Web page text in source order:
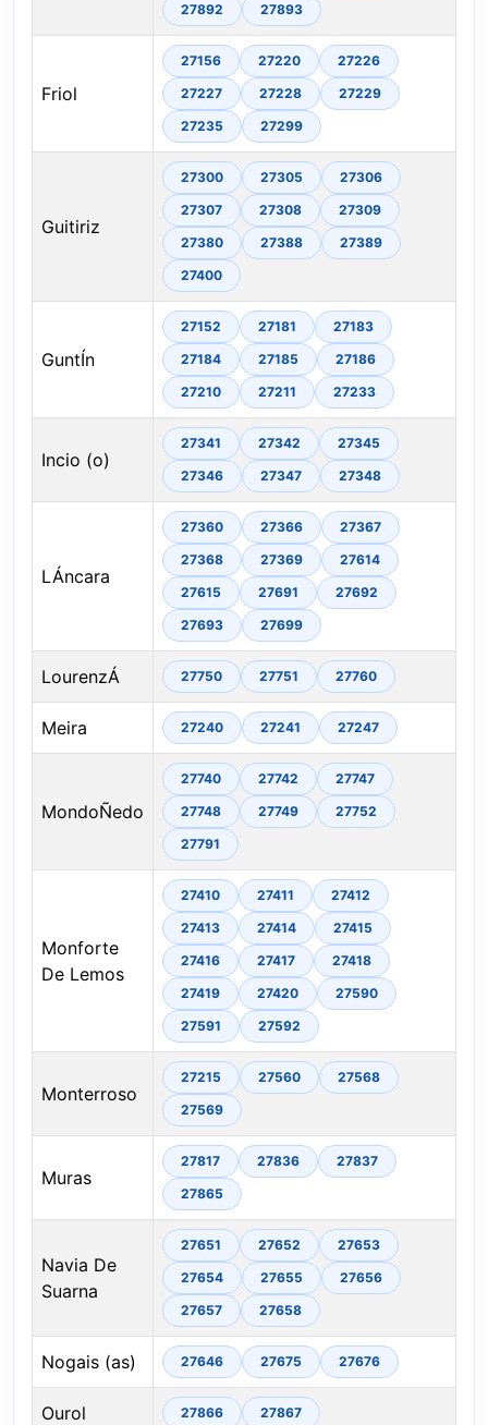
27892
27893
Friol
27156 27220
27226
27227
27228
27229
27235
27299
Guitiriz
27300 27305
27306
27307
27308
27309
27380
27388
27389
27400
GuntÍn
27152 27181
27183
27184
27185
27186
27210
27211 27233
Incio (o)
27341 27342
27345
27346
27347 27348
LÁncara
27360 27366
27367
27368
27369
27614
27615
27691
27692
27693
27699
LourenzÁ 27750 27751 27760
Meira 27240 27241 27247
MondoÑedo
27740 27742
27747
27748
27749
27752
27791
Monforte
De Lemos
27410 27411
27412
27413
27414
27415
27416
27417
27418
27419
27420
27590
27591
27592
Monterroso
27215 27560
27568
27569
Muras
27817 27836
27837
27865
Navia De
Suarna
27651 27652
27653
27654
27655
27656
27657
27658
Nogais (as) 27646 27675 27676
Ourol 27866 27867